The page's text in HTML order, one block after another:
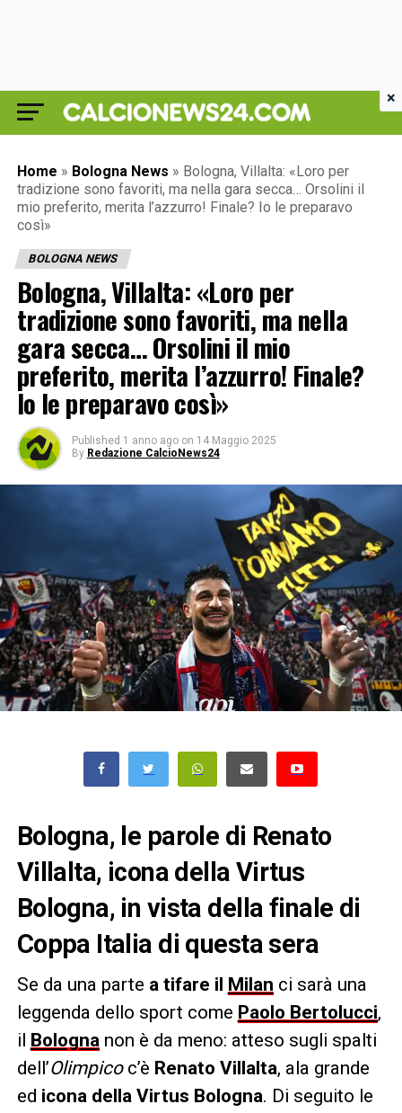
Home » Bologna News » Bologna, Villalta: «Loro per
tradizione sono favoriti, ma nella gara secca… Orsolini il
mio preferito, merita l’azzurro! Finale? Io le preparavo
così»
BOLOGNA NEWS
Bologna, Villalta: «Loro per
tradizione sono favoriti, ma nella
gara secca… Orsolini il mio
preferito, merita l’azzurro! Finale?
Io le preparavo così»
Published 1 anno ago on 14 Maggio 2025
By Redazione CalcioNews24
Bologna, le parole di Renato
Villalta, icona della Virtus
Bologna, in vista della finale di
Coppa Italia di questa sera
Se da una parte a tifare il Milan ci sarà una
leggenda dello sport come Paolo Bertolucci,
il Bologna non è da meno: atteso sugli spalti
dell’Olimpicoc’è Renato Villalta, ala grande
ed icona della Virtus Bologna. Di seguito le
×